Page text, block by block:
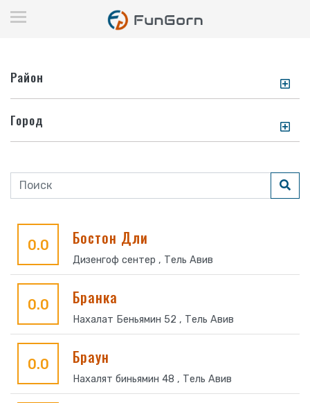
Район
Город
0.0 Бостон Дли
Дизенгоф сентер , Тель Авив
0.0 Бранка
Нахалат Беньямин 52 , Тель Авив
0.0 Браун
Нахалят биньямин 48 , Тель Авив